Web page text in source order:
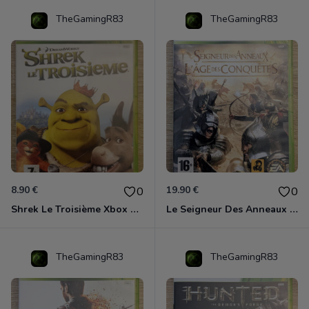
TheGamingR83
8.90 € 0
Shrek Le Troisième Xbox 360
TheGamingR83
19.90 € 0
Le Seigneur Des Anneaux - L'âge Des Conquêtes Xbox 360
TheGamingR83 TheGamingR83